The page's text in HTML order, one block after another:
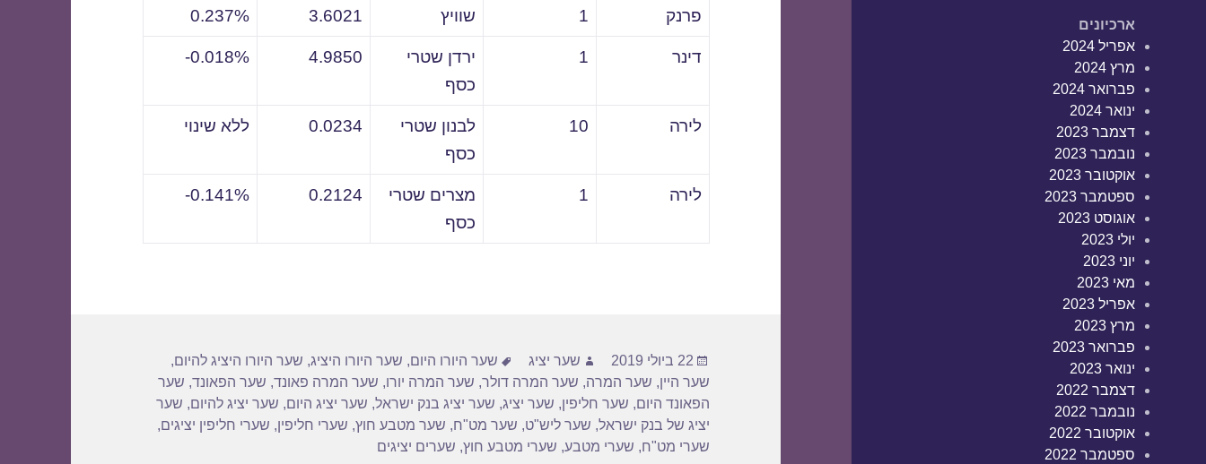
ארכיונים
אפריל 2024
מרץ 2024
פברואר 2024
ינואר 2024
דצמבר 2023
נובמבר 2023
אוקטובר 2023
ספטמבר 2023
אוגוסט 2023
יולי 2023
יוני 2023
מאי 2023
אפריל 2023
מרץ 2023
פברואר 2023
ינואר 2023
דצמבר 2022
נובמבר 2022
אוקטובר 2022
ספטמבר 2022
פרנק 1 שוויץ 3.6021
0.237%
דינר 1
ירדן שטרי
כסף
4.9850
0.018%-
לירה 10
לבנון שטרי
כסף
0.0234 ללא שינוי
לירה 1
מצרים שטרי
כסף
0.2124
0.141%-
פורסם
בתאריך
22 ביולי 2019 מחבר
שער יציג תגיות
שער היורו היום, שער היורו היציג, שער היורו היציג להיום,
שער היין, שער המרה, שער המרה דולר, שער המרה יורו, שער המרה פאונד, שער הפאונד, שער
הפאונד היום, שער חליפין, שער יציג, שער יציג בנק ישראל, שער יציג היום, שער יציג להיום, שער
יציג של בנק ישראל, שער ליש"ט, שער מט"ח, שער מטבע חוץ, שערי חליפין, שערי חליפין יציגים,
שערי מט"ח, שערי מטבע, שערי מטבע חוץ, שערים יציגים